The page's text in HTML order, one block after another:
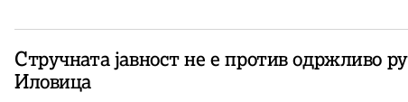
Стручната јавност не е против одржливо
Иловица